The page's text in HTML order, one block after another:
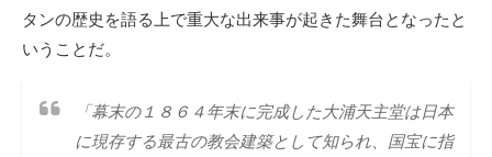
タンの歴史を語る上で重大な出来事が起きた舞台となったと
いうことだ。
「幕末の１８６４年末に完成した大浦天主堂は日本
に現存する最古の教会建築として知られ、国宝に指